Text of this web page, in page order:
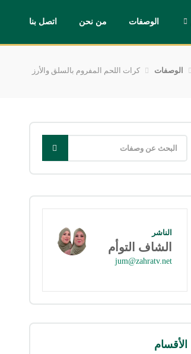
الوصفات من نحن اتصل بنا
الوصفات كرات اللحم المفروم بالسلق والأرز
الناشر
الشاف التوأم
jum@zahratv.net
الأقسام